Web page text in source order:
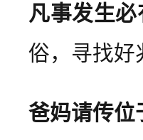
凡事发生
俗，寻找好
爸妈请传位